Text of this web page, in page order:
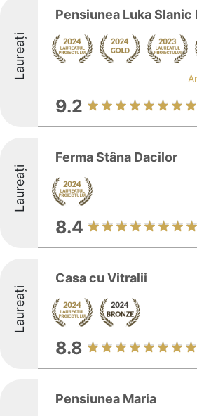
Laureați
Pensiunea Luka Slanic
9.2
Laureați
Ferma Stâna Dacilor
8.4
Laureați
Casa cu Vitralii
8.8
Pensiunea Maria